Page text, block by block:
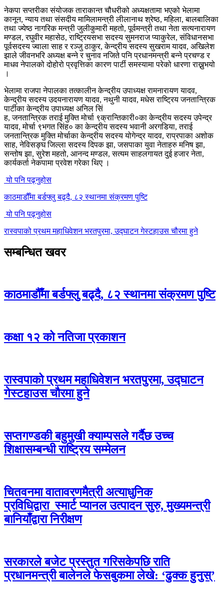
नेकपा सप्तरीका संयोजक ताराकान्त चौधरीको अध्यक्षतामा भएको भेलामा
कानून, न्याय तथा संसदीय मामिलामन्त्री लीलानाथ श्रेष्ठ, महिला, बालबालिका
तथा ज्येष्ठ नागरिक मन्त्री जुलीकुमारी महतो, पूर्वमन्त्री तथा नेता सत्यनारायण
मण्डल, रघुवीर महासेठ, राष्ट्रियसभा सदस्य सुमनराज प्याकुरेल, संविधानसभा
पूर्वसदस्य ज्वाला साह र रञ्जु ठाकुर, केन्द्रीय सदस्य सुखराम यादव, अखिलेश
झाले जीवनभरि अध्यक्ष बन्ने र चुनाव नजिते पनि प्रधानमन्त्री बन्ने प्रचण्ड र
माधव नेपालको दोहोरो प्रवृत्तिका कारण पार्टी समस्यामा परेको धारणा राख्नुभयो
।
भेलामा राजपा नेपालका तत्कालीन केन्द्रीय उपाध्यक्ष रामनारायण यादव,
केन्द्रीय सदस्य उदयनारायण यादव, नथुनी यादव, मधेस राष्ट्रिय जनतान्त्रिक
पार्टीका केन्द्रीय उपाध्यक्ष अनिल सिं
ह, जनतान्त्रिक तराई मुक्ति मोर्चा ९क्रान्तिकारी०का केन्द्रीय सदस्य उपेन्द्र
यादव, मोर्चा ९भगत सिंह० का केन्द्रीय सदस्य भवानी अरगडिया, तराई
जनतान्त्रिक मुक्ति मोर्चाका केन्द्रीय सदस्य योगेन्द्र यादव, राप्रपाका अशोक
साह, नेविसङ्घ जिल्ला सदस्य दिपक झा, जसपाका युवा नेताहरु मनिष झा,
सन्तोष झा, सुरेश महतो, आनन्द मण्डल, सत्यम साहलगायत दुई हजार नेता,
कार्यकर्ता नेकपामा प्रवेश गरेका थिए ।
यो पनि पढ्नुहोस
काठमाडौँमा बर्डफ्लु बढ्दै, ८२ स्थानमा संक्रमण पुष्टि
यो पनि पढ्नुहोस
रास्वपाको प्रथम महाधिवेशन भरतपुरमा, उद्घाटन गेस्टहाउस चौरमा हुने
सम्बन्धित खवर
काठमाडौँमा बर्डफ्लु बढ्दै, ८२ स्थानमा संक्रमण पुष्टि
कक्षा १२ को नतिजा प्रकाशन
रास्वपाको प्रथम महाधिवेशन भरतपुरमा, उद्घाटन
गेस्टहाउस चौरमा हुने
सप्तगण्डकी बहुमुखी क्याम्पसले गर्दैछ उच्च
शिक्षासम्बन्धी राष्ट्रिय सम्मेलन
चितवनमा वातावरणमैत्री अत्याधुनिक
प्रविधिद्वारा स्मार्ट प्यानल उत्पादन सुरु, मुख्यमन्त्री
बानियाँद्वारा निरीक्षण
सरकारले बजेट प्रस्तुत गरिसकेपछि राति
प्रधानमन्त्री बालेनले फेसबुकमा लेखे: ‘ढुक्क हुनुस्’